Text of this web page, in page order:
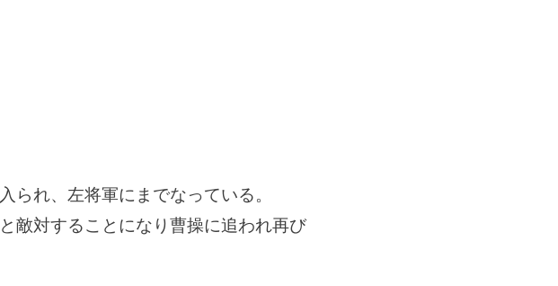
られ、左将軍にまでなっている。
敵対することになり曹操に追われ再び